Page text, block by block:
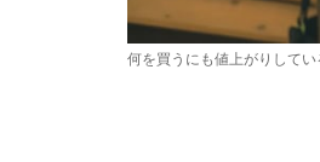
何を買うにも値上がりして